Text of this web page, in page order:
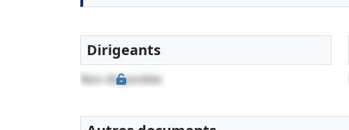
Dirigeants
Non disponible